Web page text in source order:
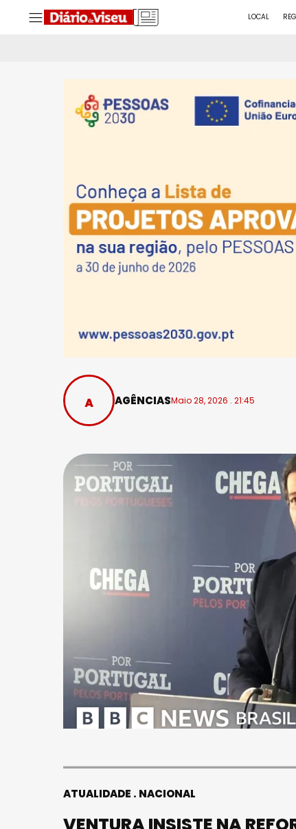
LOCAL
AGÊNCIASMaio 28, 2026 . 21:45
ATUALIDADE NACIONAL